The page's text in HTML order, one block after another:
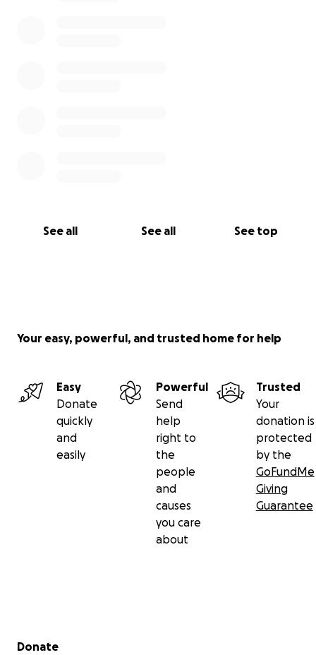
See all See all See top
Your easy, powerful, and trusted home for help
Easy
Donate
quickly
and
easily
Powerful
Send
help
right to
the
people
and
causes
you care
about
Trusted
Your
donation is
protected
by the
GoFundMe
Giving
Guarantee
Secondary menu
Donate